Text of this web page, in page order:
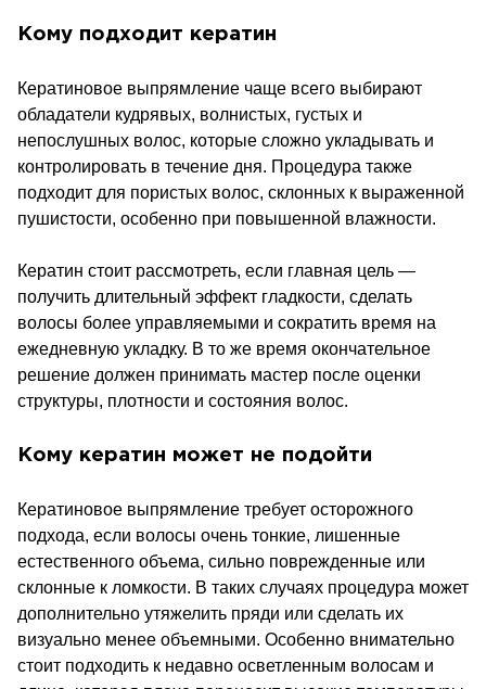
Кому подходит кератин
Кератиновое выпрямление чаще всего выбирают
обладатели кудрявых, волнистых, густых и
непослушных волос, которые сложно укладывать и
контролировать в течение дня. Процедура также
подходит для пористых волос, склонных к выраженной
пушистости, особенно при повышенной влажности.
Кератин стоит рассмотреть, если главная цель —
получить длительный эффект гладкости, сделать
волосы более управляемыми и сократить время на
ежедневную укладку. В то же время окончательное
решение должен принимать мастер после оценки
структуры, плотности и состояния волос.
Кому кератин может не подойти
Кератиновое выпрямление требует осторожного
подхода, если волосы очень тонкие, лишенные
естественного объема, сильно поврежденные или
склонные к ломкости. В таких случаях процедура может
дополнительно утяжелить пряди или сделать их
визуально менее объемными. Особенно внимательно
стоит подходить к недавно осветленным волосам и